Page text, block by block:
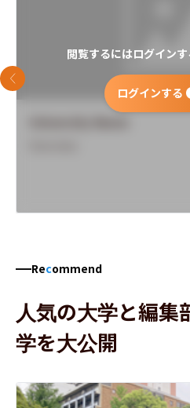
閲覧するにはログインす
ログインする
前のスライド
Recommend
人気の大学と編集
学を大公開